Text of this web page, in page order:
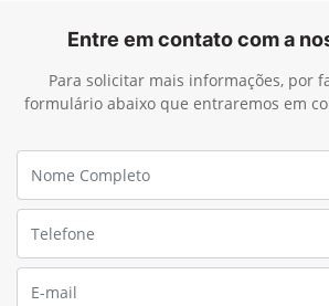
Entre em contato com a
Para solicitar mais informações, por
formulário abaixo que entraremos em